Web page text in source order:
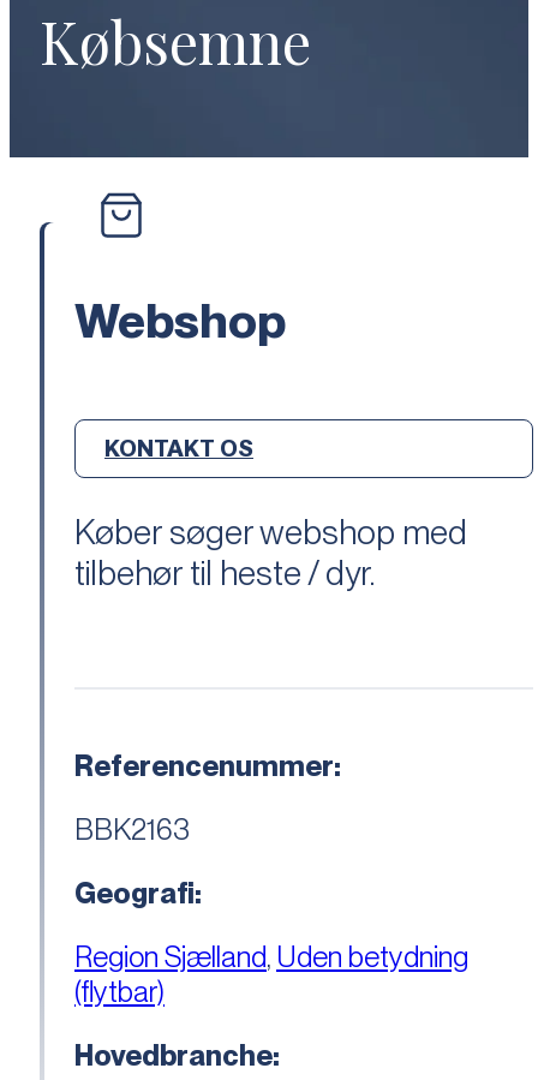
Købsemne
Webshop
KONTAKT OS
Køber søger webshop med
tilbehør til heste / dyr.
Referencenummer:
BBK2163
Geografi:
Region Sjælland, Uden betydning
(flytbar)
Hovedbranche: